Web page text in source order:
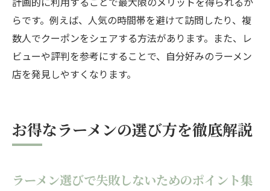
お得なラーメン情報で毎日をもっと楽しく
ラーメン好きが語る日常の楽しみ方を紹介
らです。例えば、人気の時間帯を避けて訪問したり、複
数人でクーポンをシェアする方法があります。また、レ
ビューや評判を参考にすることで、自分好みのラーメン
店を発見しやすくなります。
お得なラーメンの選び方を徹底解説
ラーメン選びで失敗しないためのポイント集